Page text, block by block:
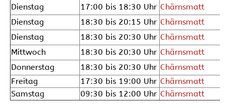
Dienstag
17:00 bis 18:30 Uhr Chärnsmatt
Dienstag
18:30 bis 20:15 Uhr Chärnsmatt
Dienstag
18:30 bis 20:30 Uhr Chärnsmatt
Mittwoch
18:30 bis 20:30 Uhr Chärnsmatt
Donnerstag
18:30 bis 20:30 Uhr Chärnsmatt
Freitag
17:30 bis 19:00 Uhr Chärnsmatt
Samstag
09:30 bis 12:00 Uhr Chärnsmatt